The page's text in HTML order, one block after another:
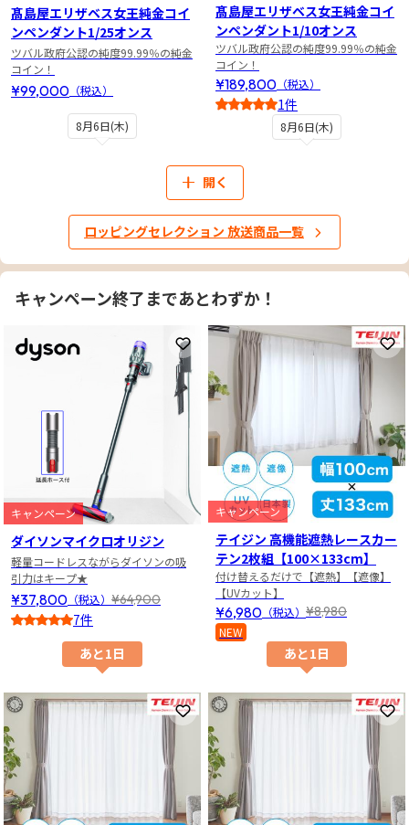
8月6日(木)
髙島屋エリザベス女王純金コイ
ンペンダント1/25オンス
ツバル政府公認の純度99.99％の純金
コイン！
¥99,000 （税込）
8月6日(木)
髙島屋エリザベス女王純金コイ
ンペンダント1/10オンス
ツバル政府公認の純度99.99％の純金
コイン！
¥189,800 （税込）
1件
開く
ロッピングセレクション 放送商品一覧
キャンペーン終了まであとわずか！
あと1日
お気に入りに登録
キャンペーン
ダイソンマイクロオリジン
軽量コードレスながらダイソンの吸
引力はキープ★
¥37,800 （税込） ¥64,900
7件
あと1日
お
キャンペーン
テイジン 高機能遮熱レースカー
テン2枚組【100×133cm】
付け替えるだけで【遮熱】【遮像】
【UVカット】
¥6,980 （税込） ¥8,980
NEW
お気に入りに登録 お